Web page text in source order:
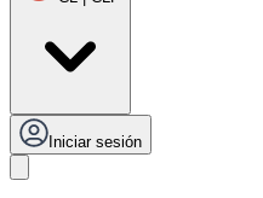
Iniciar sesión